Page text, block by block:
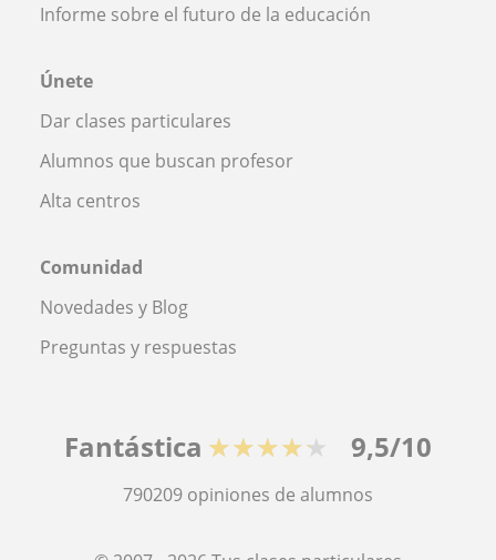
Informe sobre el futuro de la educación
Únete
Dar clases particulares
Alumnos que buscan profesor
Alta centros
Comunidad
Novedades y Blog
Preguntas y respuestas
Fantástica ★★★★★ 9,5/10
790209 opiniones de alumnos